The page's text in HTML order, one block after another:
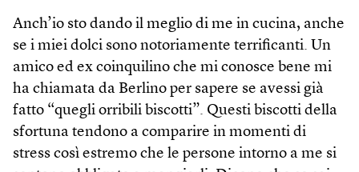
Anch’io sto dando il meglio di me in cucina, anche
se i miei dolci sono notoriamente terrificanti. Un
amico ed ex coinquilino che mi conosce bene mi
ha chiamata da Berlino per sapere se avessi già
fatto “quegli orribili biscotti”. Questi biscotti della
sfortuna tendono a comparire in momenti di
stress così estremo che le persone intorno a me si